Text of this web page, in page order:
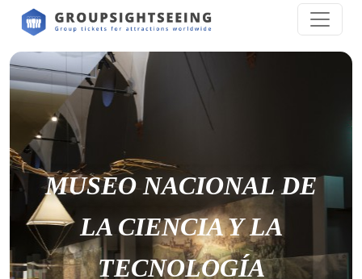
MUSEO NACIONAL DE
LA CIENCIA Y LA
TECNOLOGÍA